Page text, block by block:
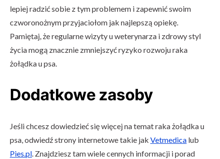
lepiej radzić sobie z tym problemem i zapewnić swoim
czworonożnym przyjaciołom jak najlepszą opiekę.
Pamiętaj, że regularne wizyty u weterynarza i zdrowy styl
życia mogą znacznie zmniejszyć ryzyko rozwoju raka
żołądka u psa.
Dodatkowe zasoby
Jeśli chcesz dowiedzieć się więcej na temat raka żołądka u
psa, odwiedź strony internetowe takie jak Vetmedica lub
Pies.pl. Znajdziesz tam wiele cennych informacji i porad